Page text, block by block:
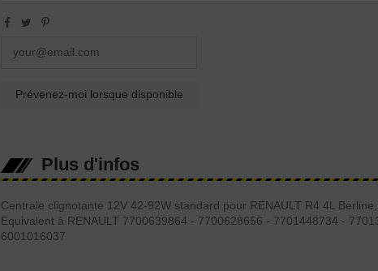
Plus d'infos
Centrale clignotante 12V 42-92W standard pour RENAULT R4 4L
Equivalent à RENAULT 7700639864 - 7700628656 - 7701448734 -
6001016037